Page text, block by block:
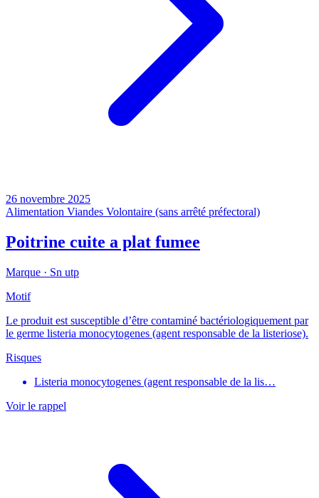
26 novembre 2025
Alimentation Viandes Volontaire (sans arrêté préfectoral)
Poitrine cuite a plat fumee
Marque · Sn utp
Motif
Le produit est susceptible d’être contaminé bactériologiquement par
le germe listeria monocytogenes (agent responsable de la listeriose).
Risques
Listeria monocytogenes (agent responsable de la lis…
Voir le rappel